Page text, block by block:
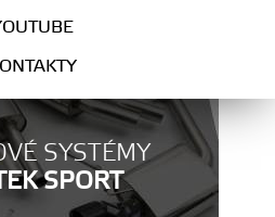
SYSTÉMY
SPORT